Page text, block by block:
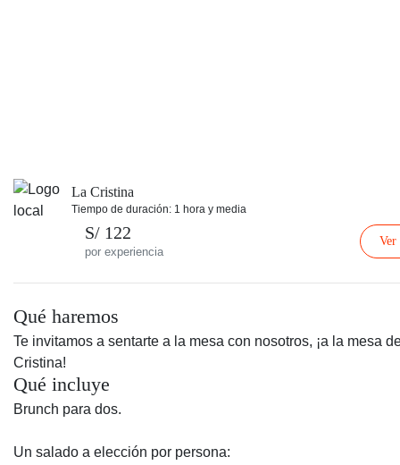
La Cristina
Tiempo de duración: 1 hora y media
S/ 122
por experiencia
Ver
Qué haremos
Te invitamos a sentarte a la mesa con nosotros, ¡a la mesa
Cristina!
Qué incluye
Brunch para dos.
Un salado a elección por persona: